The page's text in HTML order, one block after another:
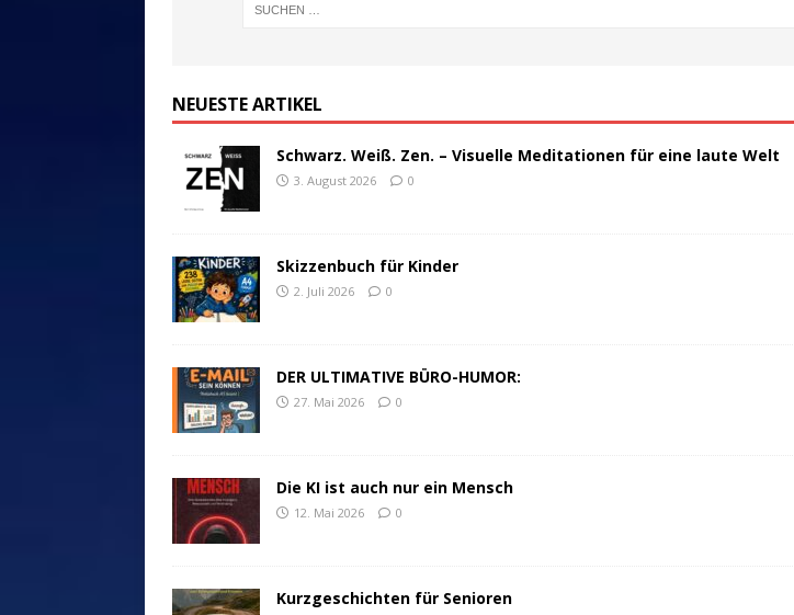
NEUESTE ARTIKEL
Schwarz. Weiß. Zen. – Visuelle Meditationen für eine laute Welt
3. August 2026 0
Skizzenbuch für Kinder
2. Juli 2026 0
DER ULTIMATIVE BÜRO-HUMOR:
27. Mai 2026 0
Die KI ist auch nur ein Mensch
12. Mai 2026 0
Kurzgeschichten für Senioren